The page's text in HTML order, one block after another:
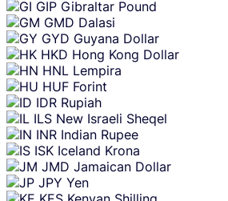
GIP Gibraltar Pound
GMD Dalasi
GYD Guyana Dollar
HKD Hong Kong Dollar
HNL Lempira
HUF Forint
IDR Rupiah
ILS New Israeli Sheqel
INR Indian Rupee
ISK Iceland Krona
JMD Jamaican Dollar
JPY Yen